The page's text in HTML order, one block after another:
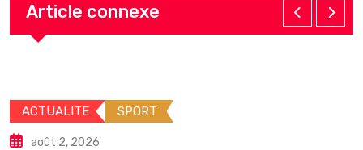
Article connexe
SPORT
2, 2026